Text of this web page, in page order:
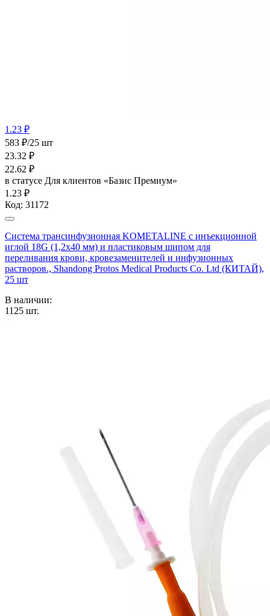
1.23 ₽
583 ₽/25 шт
23.32 ₽
22.62 ₽
в статусе Для клиентов «Базис Премиум»
1.23 ₽
Код: 31172
Система трансинфузионная KOMETALINE с инъекционной
иглой 18G (1,2х40 мм) и пластиковым шипом для
переливания крови, кровезаменителей и инфузионных
растворов., Shandong Protos Medical Products Co. Ltd (КИТАЙ),
25 шт
В наличии:
1125 шт.